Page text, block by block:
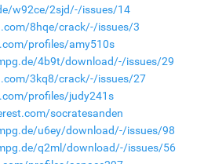
w92ce/2sjd/-/issues/14
8hqe/crack/-/issues/3
profiles/amy510s
4b9t/download/-/issues/29
3kq8/crack/-/issues/27
profiles/judy241s
socratesanden
u6ey/download/-/issues/98
q2ml/download/-/issues/56